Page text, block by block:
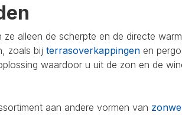
alleen de scherpte en de directe
zoals bij terrasoverkappingen en
waardoor u uit de zon en de
aan andere vormen van